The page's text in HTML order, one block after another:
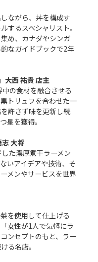
ながら、丼を構成す
するスペシャリスト。
め、カナダやシンガ
なガイドブックで2年
大西 祐貴 店主
の食材を融合させる
トリュフを合わせた一
許さず味を更新し続
星を獲得。
志 大将
た濃厚煮干ラーメン
いアイデアや技術、そ
メンやサービスを世界
を使用して仕上げる
女性が1人で気軽にラ
ンセプトのもと、ラー
る名店。